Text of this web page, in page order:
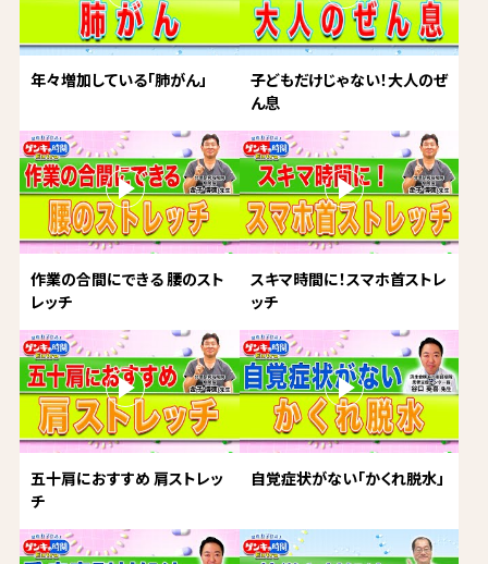
年々増加している「肺がん」
子どもだけじゃない！大人のぜ
ん息
作業の合間にできる 腰のスト
レッチ
スキマ時間に！スマホ首ストレ
ッチ
五十肩におすすめ 肩ストレッ
チ
自覚症状がない「かくれ脱水」